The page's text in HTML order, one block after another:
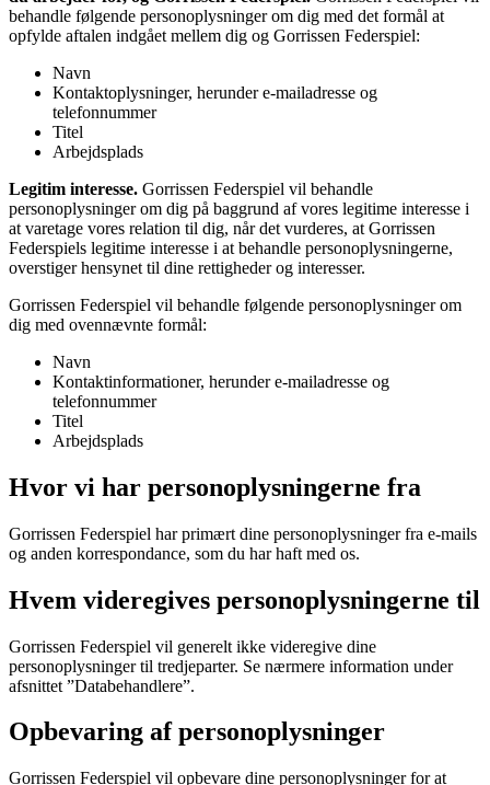
behandle følgende personoplysninger om dig med det formål at
opfylde aftalen indgået mellem dig og Gorrissen Federspiel:
Navn
Kontaktoplysninger, herunder e-mailadresse og
telefonnummer
Titel
Arbejdsplads
Legitim interesse. Gorrissen Federspiel vil behandle
personoplysninger om dig på baggrund af vores legitime interesse i
at varetage vores relation til dig, når det vurderes, at Gorrissen
Federspiels legitime interesse i at behandle personoplysningerne,
overstiger hensynet til dine rettigheder og interesser.
Gorrissen Federspiel vil behandle følgende personoplysninger om
dig med ovennævnte formål:
Navn
Kontaktinformationer, herunder e-mailadresse og
telefonnummer
Titel
Arbejdsplads
Hvor vi har personoplysningerne fra
Gorrissen Federspiel har primært dine personoplysninger fra e-mails
og anden korrespondance, som du har haft med os.
Hvem videregives personoplysningerne til
Gorrissen Federspiel vil generelt ikke videregive dine
personoplysninger til tredjeparter. Se nærmere information under
afsnittet ”Databehandlere”.
Opbevaring af personoplysninger
Gorrissen Federspiel vil opbevare dine personoplysninger for at